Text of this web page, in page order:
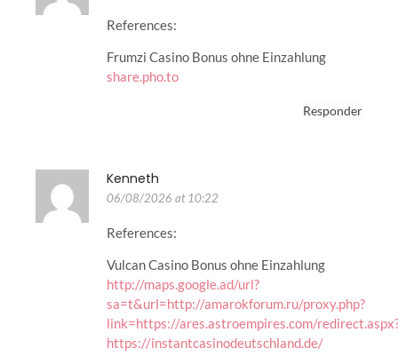
References:
Frumzi Casino Bonus ohne Einzahlung
share.pho.to
Responder
Kenneth
06/08/2026 at 10:22
References:
Vulcan Casino Bonus ohne Einzahlung
http://maps.google.ad/url?
sa=t&url=http://amarokforum.ru/proxy.php?
link=https://ares.astroempires.com/
https://instantcasinodeutschland.de/